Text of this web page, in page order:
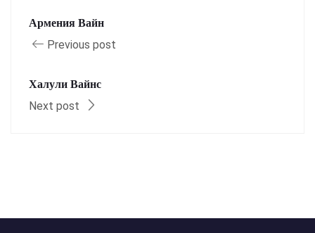
Армения Вайн
Previous post
Халули Вайнс
Next post